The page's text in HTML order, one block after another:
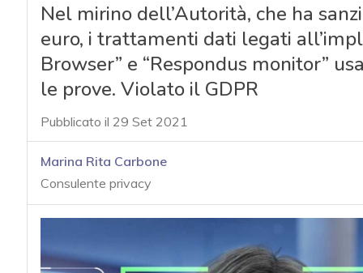
Nel mirino dell’Autorità, che ha
euro, i trattamenti dati legati
Browser” e “Respondus monitor”
le prove. Violato il GDPR
Pubblicato il 29 Set 2021
Marina Rita Carbone
Consulente privacy